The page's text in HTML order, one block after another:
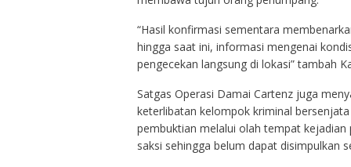
“Hasil konfirmasi sementara
hingga saat ini, informasi mengenai
pengecekan langsung di lokasi” tambah
Satgas Operasi Damai Cartenz juga
keterlibatan kelompok kriminal
pembuktian melalui olah tempat
saksi sehingga belum dapat disimpulkan